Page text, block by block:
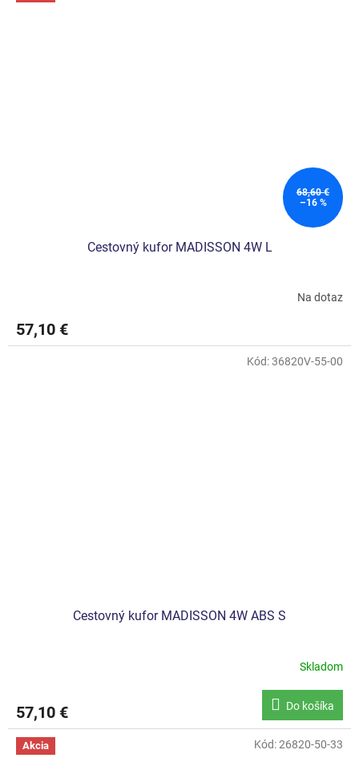
68,60 €
–16 %
Cestovný kufor MADISSON 4W L
Na dotaz
57,10 €
Cestovný kufor MADISSON 4W ABS S
Skladom
57,10 € Do košíka
Kód:36820V-55-00
Akcia Kód:26820-50-33